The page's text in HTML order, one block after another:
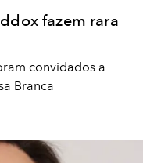
fazem rara
convidados a
Branca